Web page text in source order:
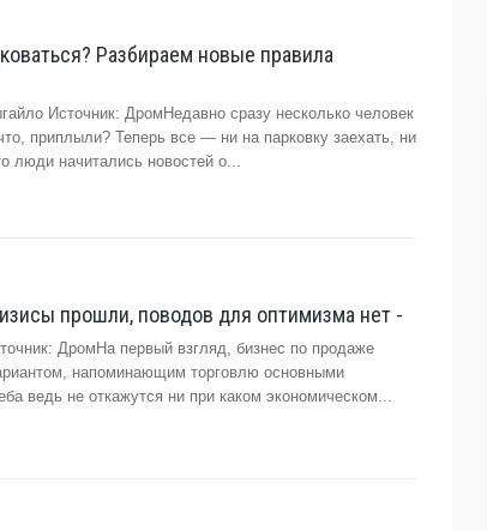
Разбираем новые правила
Источник: ДромНедавно сразу несколько человек
приплыли? Теперь все — ни на парковку заехать, ни
люди начитались новостей о...
прошли, поводов для оптимизма нет -
ДромНа первый взгляд, бизнес по продаже
напоминающим торговлю основными
ведь не откажутся ни при каком экономическом...